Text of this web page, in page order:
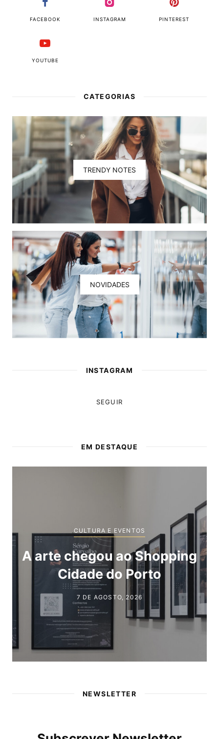
FACEBOOK INSTAGRAM PINTEREST
YOUTUBE
CATEGORIAS
TRENDY NOTES
NOVIDADES
INSTAGRAM
SEGUIR
EM DESTAQUE
Novas marcas a caminho
do Shopping Cidade do
Porto
30 DE JUNHO, 2026
NEWSLETTER